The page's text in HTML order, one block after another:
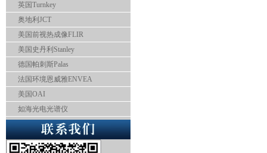
英国Turnkey
奥地利JCT
美国前视热成像FLIR
美国史丹利Stanley
德国帕刺斯Palas
法国环境恩威雅ENVEA
美国OAI
如海光电光谱仪